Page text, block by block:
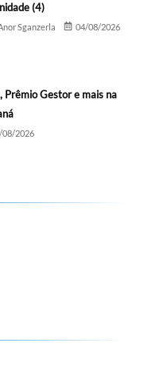
(4)
Sganzerla 04/08/2026
Prêmio Gestor e mais na
08/2026